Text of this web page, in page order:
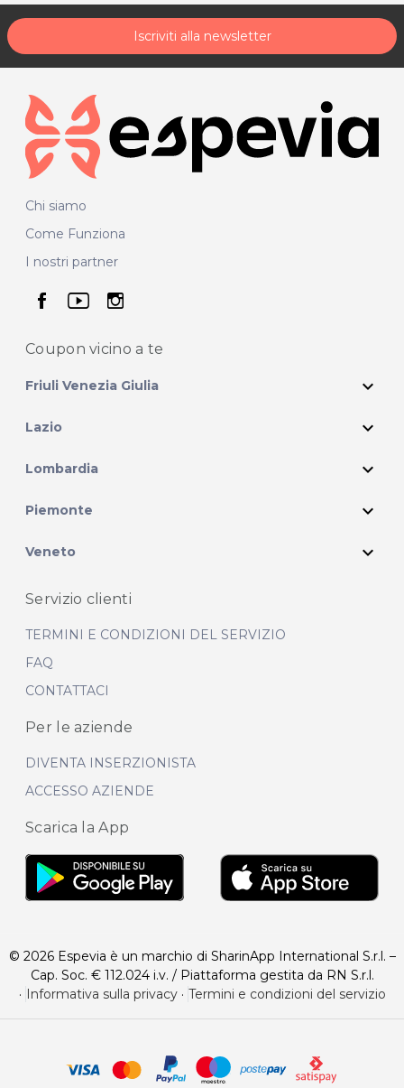
Iscriviti alla newsletter
Chi siamo
Come Funziona
I nostri partner
seguici su facebook
seguici su youtube
seguici su instagram
Coupon vicino a te
Friuli Venezia Giulia expand_more
Lazio expand_more
Lombardia expand_more
Piemonte expand_more
Veneto expand_more
Servizio clienti
TERMINI E CONDIZIONI DEL SERVIZIO
FAQ
CONTATTACI
Per le aziende
DIVENTA INSERZIONISTA
ACCESSO AZIENDE
Scarica la App
© 2026 Espevia è un marchio di SharinApp International S.r.l. –
Cap. Soc. € 112.024 i.v. / Piattaforma gestita da RN S.r.l.
· Informativa sulla privacy· Termini e condizioni del servizio